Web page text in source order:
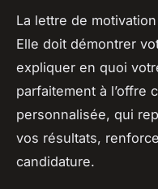
La lettre de
Elle doit démontrer
expliquer en quoi
parfaitement à l’offre
personnalisée, qui
vos résultats,
candidature.